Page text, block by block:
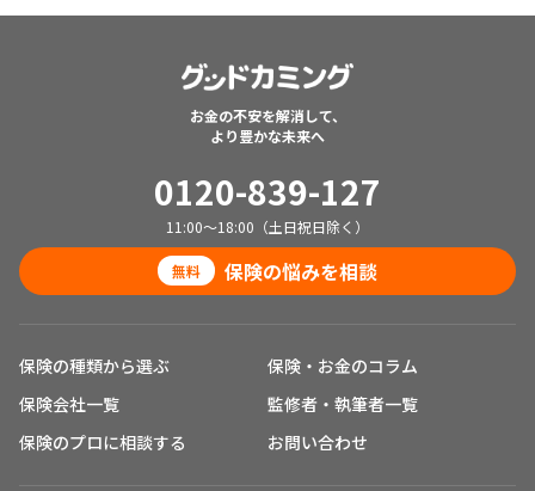
お金の不安を解消して、
より豊かな未来へ
0120-839-127
11:00～18:00（土日祝日除く）
無料 保険の悩みを相談
保険の種類から選ぶ
保険会社一覧
保険のプロに相談する
保険・お金のコラム
監修者・執筆者一覧
お問い合わせ